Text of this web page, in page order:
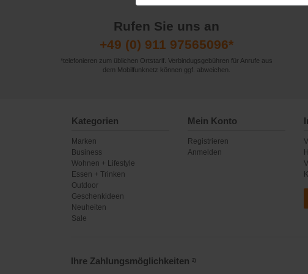
Rufen Sie uns an
+49 (0) 911 97565096*
*telefonieren zum üblichen Ortstarif. Verbindugsgebühren für Anrufe aus
dem Mobilfunknetz können ggf. abweichen.
Kategorien
Marken
Business
Wohnen + Lifestyle
Essen + Trinken
Outdoor
Geschenkideen
Neuheiten
Sale
Mein Konto
Registrieren
Anmelden
Ihre Zahlungsmöglichkeiten 2)